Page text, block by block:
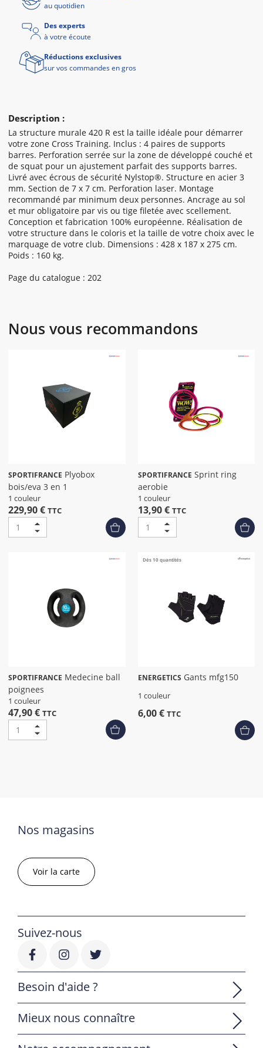
Description :
La structure murale 420 R est la taille idéale pour démarrer
votre zone Cross Training. Inclus : 4 paires de supports
barres. Perforation serrée sur la zone de développé couché et
de squat pour un ajustement parfait des supports barres.
Livré avec écrous de sécurité Nylstop®. Structure en acier 3
mm. Section de 7 x 7 cm. Perforation laser. Montage
recommandé par minimum deux personnes. Ancrage au sol
et mur obligatoire par vis ou tige filetée avec scellement.
Conception et fabrication 100% européenne. Réalisation de
votre structure dans le coloris et la taille de votre choix avec le
marquage de votre club. Dimensions : 428 x 187 x 275 cm.
Poids : 160 kg.
Page du catalogue : 202
au quotidien
Des experts
à votre écoute
Réductions exclusives
sur vos commandes en gros
Nous vous recommandons
SPORTIFRANCE
bois/eva 3 en 1
1 couleur
229,90 € TTC
SPORTIFRANCE
aerobie
1 couleur
13,90 € TTC
SPORTIFRANCE
poignees
1 couleur
47,90 € TTC
Dès 10 quantités
ENERGETICS Gants mfg150
1 couleur
6,00 € TTC
Nos magasins
Voir la carte
Suivez-nous
Besoin d'aide ?
Mieux nous connaître